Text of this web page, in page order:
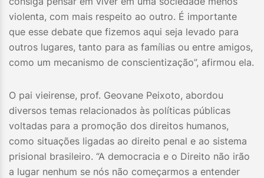
violenta, com mais respeito ao outro. É importante
que esse debate que fizemos aqui seja levado para
outros lugares, tanto para as famílias ou entre amigos,
como um mecanismo de conscientização”, afirmou ela.
O pai vieirense, prof. Geovane Peixoto, abordou
diversos temas relacionados às políticas públicas
voltadas para a promoção dos direitos humanos,
como situações ligadas ao direito penal e ao sistema
prisional brasileiro. “A democracia e o Direito não irão
a lugar nenhum se nós não começarmos a entender